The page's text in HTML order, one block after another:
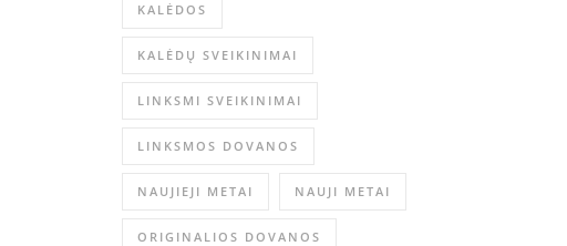
KALĖDOS
KALĖDŲ SVEIKINIMAI
LINKSMI SVEIKINIMAI
LINKSMOS DOVANOS
NAUJIEJI METAI NAUJI METAI
ORIGINALIOS DOVANOS